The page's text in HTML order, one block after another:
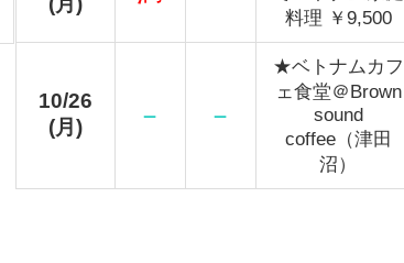
料理 ￥9,500
10/26
(月)
－ －
★ベトナムカフ
ェ食堂＠Brown
sound
coffee（津田
沼）